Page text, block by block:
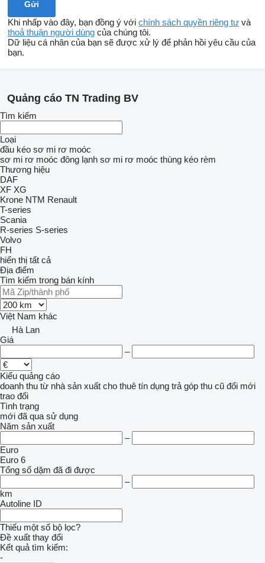
Khi nhấp vào đây, bạn đồng ý với chính sách quyền riêng tư và
thoả thuận người dùng của chúng tôi.
Dữ liệu cá nhân của bạn sẽ được xử lý để phản hồi yêu cầu của
bạn.
Quảng cáo TN Trading BV
Tìm kiếm
Loại
đầu kéo sơ mi rơ moóc
sơ mi rơ moóc đông lạnh sơ mi rơ moóc thùng kéo rèm
Thương hiệu
DAF
XF XG
Krone NTM Renault
T-series
Scania
R-series S-series
Volvo
FH
hiển thị tất cả
Địa điểm
Tìm kiếm trong bán kính
Việt Nam khác
Hà Lan
Giá
–
Kiểu quảng cáo
doanh thu từ nhà sản xuất cho thuê tín dụng trả góp thu cũ đổi mới
trao đổi
Tình trạng
mới đã qua sử dụng
Năm sản xuất
–
Euro
Euro 6
Tổng số dặm đã đi được
–
km
Autoline ID
Thiếu một số bộ lọc?
Đề xuất thay đổi
Kết quả tìm kiếm:
-